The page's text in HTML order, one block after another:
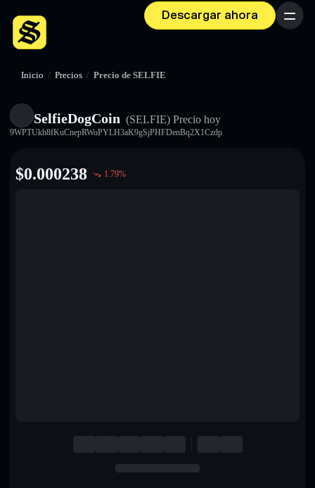
Descargar ahora Menú
Inicio / Precios / Precio de SELFIE
SelfieDogCoin (SELFIE) Precio hoy
9WPTUkh8fKuCnepRWoPYLH3aK9gSjPHFDenBq2X1Czdp
$0.000238 1.79%